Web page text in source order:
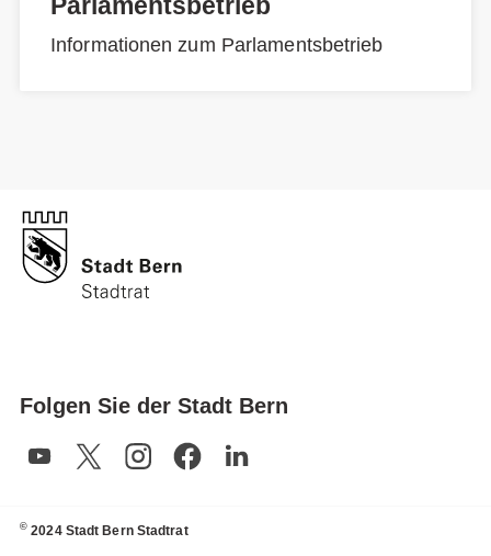
Informationen zum Parlamentsbetrieb
Folgen Sie der Stadt Bern
© 2024 Stadt Bern Stadtrat